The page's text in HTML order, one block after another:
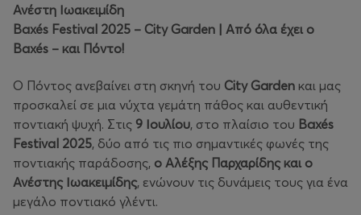
Ανέστη Ιωακειμίδη
Baxés Festival 2025 – City Garden | Από όλα έχει ο
Baxés – και Πόντο!
Ο Πόντος ανεβαίνει στη σκηνή του City Garden και μας
προσκαλεί σε μια νύχτα γεμάτη πάθος και αυθεντική
ποντιακή ψυχή. Στις 9 Ιουλίου, στο πλαίσιο του Baxés
Festival 2025, δύο από τις πιο σημαντικές φωνές της
ποντιακής παράδοσης, ο Αλέξης Παρχαρίδης και ο
Ανέστης Ιωακειμίδης, ενώνουν τις δυνάμεις τους για ένα
μεγάλο ποντιακό γλέντι.